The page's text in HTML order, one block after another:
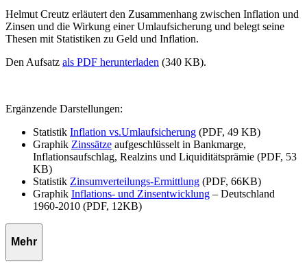
Helmut Creutz erläutert den Zusammenhang zwischen Inflation und
Zinsen und die Wirkung einer Umlaufsicherung und belegt seine
Thesen mit Statistiken zu Geld und Inflation.
Den Aufsatz als PDF herunterladen (340 KB).
Ergänzende Darstellungen:
Statistik Inflation vs.Umlaufsicherung (PDF, 49 KB)
Graphik Zinssätze aufgeschlüsselt in Bankmarge,
Inflationsaufschlag, Realzins und Liquiditätsprämie (PDF, 53
KB)
Statistik Zinsumverteilungs-Ermittlung (PDF, 66KB)
Graphik Inflations- und Zinsentwicklung – Deutschland
1960-2010 (PDF, 12KB)
Mehr